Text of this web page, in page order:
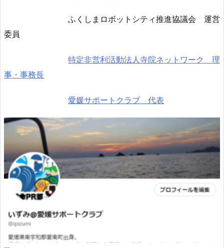
ふくしまロボットシティ推進協議会 運営
委員
特定非営利活動法人寺院ネットワーク 理
事・事務長
愛媛サポートクラブ 代表